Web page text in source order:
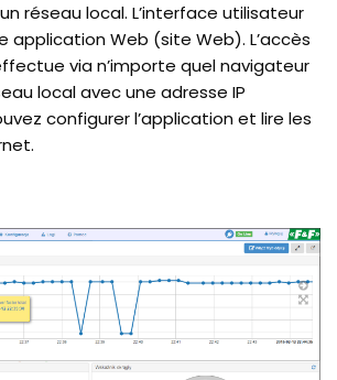
réseau local. L’interface utilisateur
application Web (site Web). L’accès
via n’importe quel navigateur
local avec une adresse IP
configurer l’application et lire les